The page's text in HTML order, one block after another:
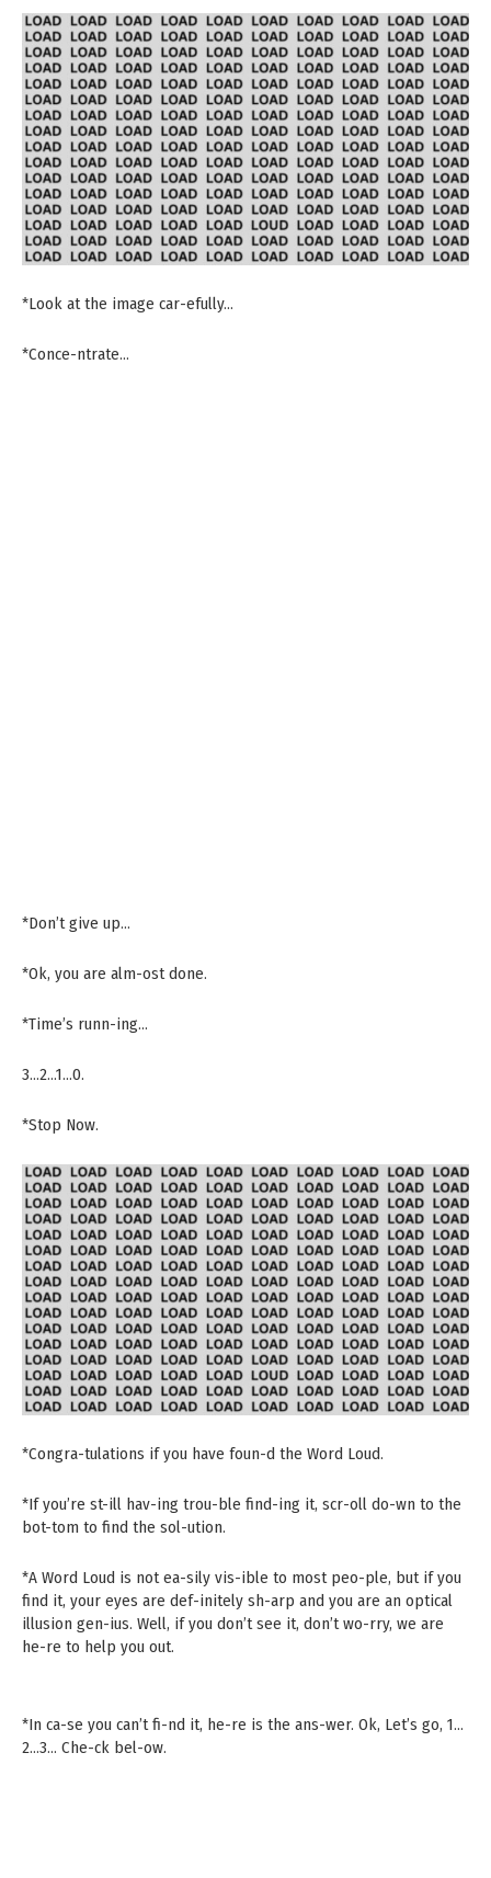
*Look at the image car-efully…
*Conce-ntrate…
*Don’t give up…
*Ok, you are alm-ost done.
*Time’s runn-ing…
3…2…1…0.
*Stop Now.
*Congra-tulations if you have foun-d the Word Loud.
*If you’re st-ill hav-ing trou-ble find-ing it, scr-oll do-wn to the
bot-tom to find the sol-ution.
*A Word Loud is not ea-sily vis-ible to most peo-ple, but if you
find it, your eyes are def-initely sh-arp and you are an optical
illusion gen-ius. Well, if you don’t see it, don’t wo-rry, we are
he-re to help you out.
*In ca-se you can’t fi-nd it, he-re is the ans-wer. Ok, Let’s go, 1…
2…3… Che-ck bel-ow.